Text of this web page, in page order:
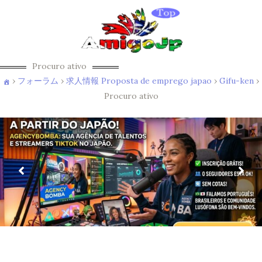
Procuro ativo
› フォーラム › 求人情報 Proposta de emprego japao › Gifu-ken ›
Procuro ativo